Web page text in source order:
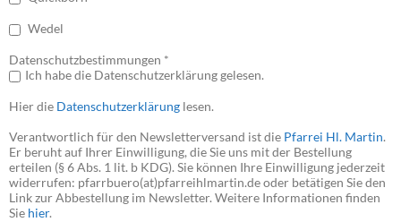
Wedel
Datenschutzbestimmungen *
Ich habe die Datenschutzerklärung gelesen.
Hier die Datenschutzerklärung lesen.
Verantwortlich für den Newsletterversand ist die Pfarrei Hl. Martin.
Er beruht auf Ihrer Einwilligung, die Sie uns mit der Bestellung
erteilen (§ 6 Abs. 1 lit. b KDG). Sie können Ihre Einwilligung jederzeit
widerrufen: pfarrbuero(at)pfarreihlmartin.de oder betätigen Sie den
Link zur Abbestellung im Newsletter. Weitere Informationen finden
Sie hier.